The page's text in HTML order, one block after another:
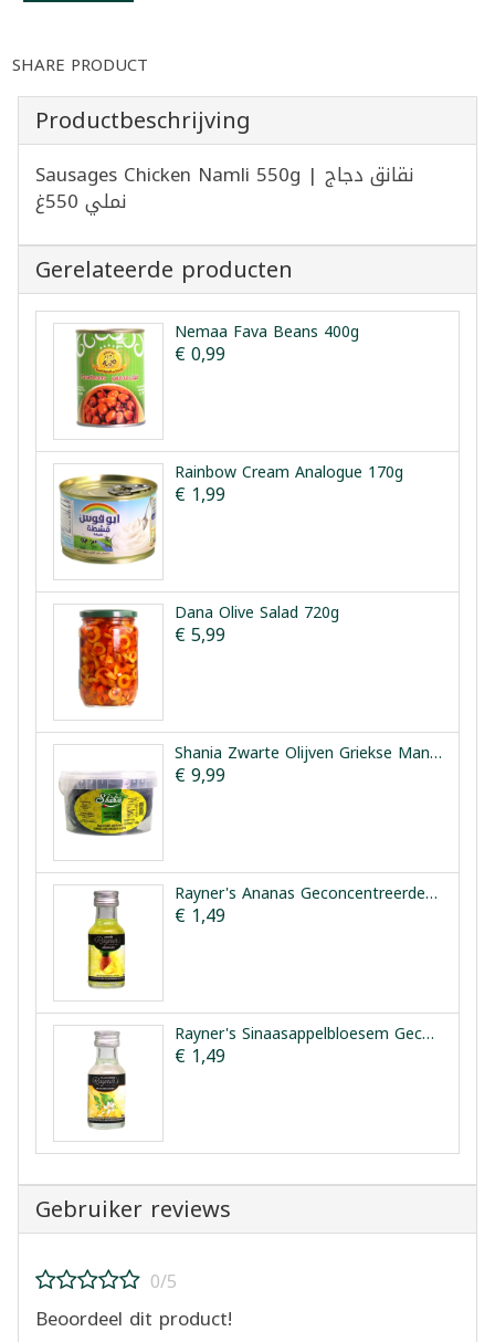
SHARE PRODUCT
Productbeschrijving
Sausages Chicken Namli 550g | نقانق دجاج
نملي 550غ
Gerelateerde producten
Nemaa Fava Beans 400g
€ 0,99
Rainbow Cream Analogue 170g
€ 1,99
Dana Olive Salad 720g
€ 5,99
Shania Zwarte Olijven Griekse Manier 1.5kg
€ 9,99
Rayner's Ananas Geconcentreerde Smaakessentie 25ml
€ 1,49
Rayner's Sinaasappelbloesem Geconcentreerde Smaakessentie 28ml
€ 1,49
Gebruiker reviews
0/5
Beoordeel dit product!